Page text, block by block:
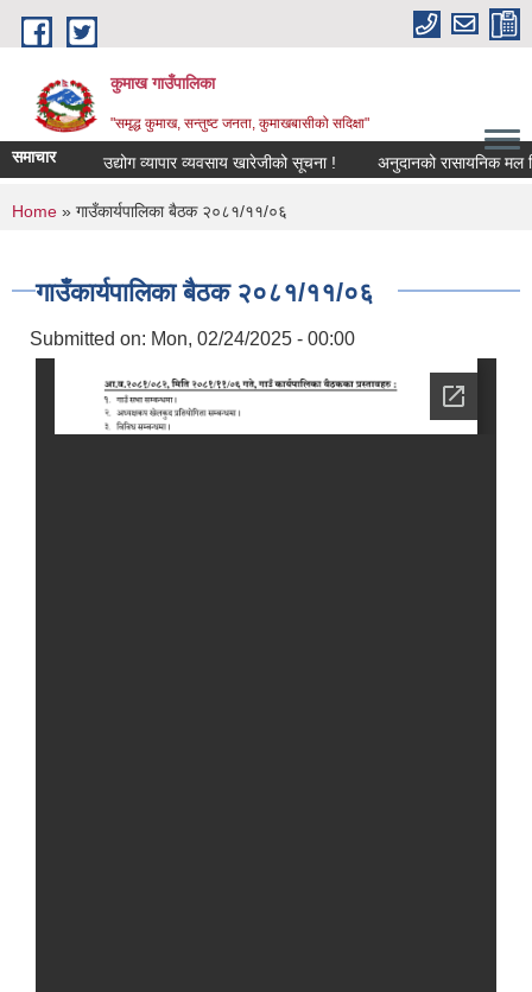
Skip to main content
कुमाख गाउँपालिका
"समृद्ध कुमाख, सन्तुष्ट जनता, कुमाखबासीको सदिक्षा"
समाचार उद्योग व्यापार व्यवसाय खारेजीको सूचना ! अनुदानको रासायनिक मल
You are here
Home » गाउँकार्यपालिका बैठक २०८१/११/०६
गाउँकार्यपालिका बैठक २०८१/११/०६
Submitted on: Mon, 02/24/2025 - 00:00